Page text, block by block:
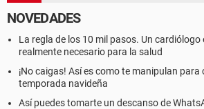
NOVEDADES
La regla de los 10 mil pasos. Un cardiólogo
realmente necesario para la salud
¡No caigas! Así es como te manipulan para
temporada navideña
Así puedes tomarte un descanso de